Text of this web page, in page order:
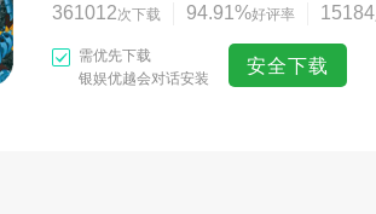
361012次下载 94.91%好评率 15184
需优先下载
银娱优越会对话安装
安全下载